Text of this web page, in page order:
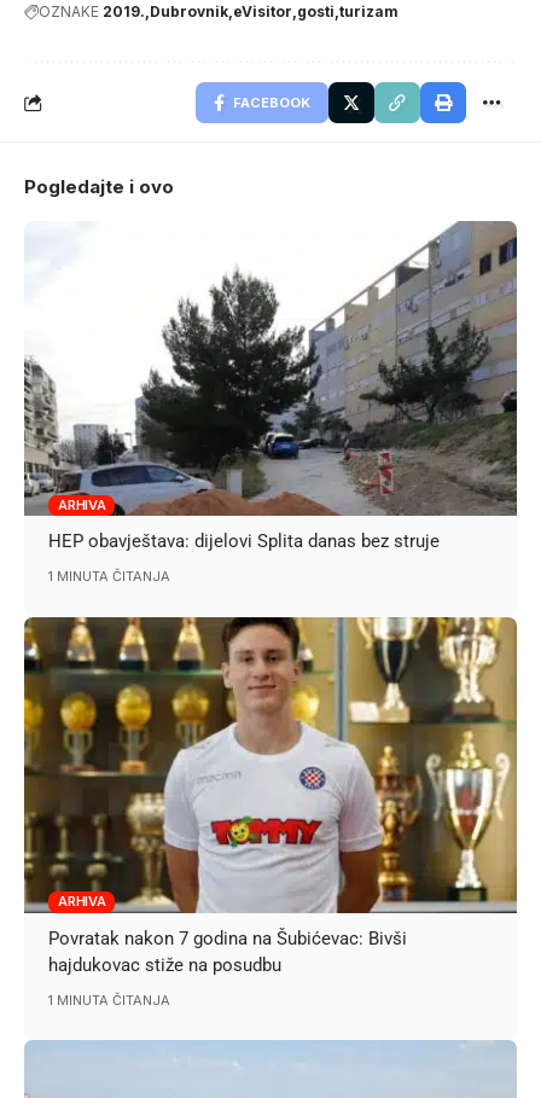
OZNAKE 2019. Dubrovnik eVisitor gosti turizam
FACEBOOK
Pogledajte i ovo
ARHIVA
HEP obavještava: dijelovi Splita danas bez struje
1 MINUTA ČITANJA
ARHIVA
Povratak nakon 7 godina na Šubićevac: Bivši
hajdukovac stiže na posudbu
1 MINUTA ČITANJA